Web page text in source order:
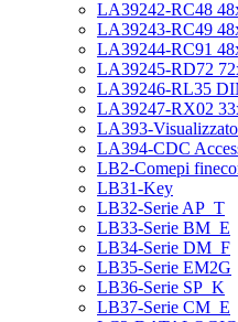
LA39242-RC48
LA39243-RC49
LA39244-RC91
LA39245-RD72
LA39246-RL35
LA39247-RX02
LA393-
LA394-CDC
LB2-Comepi
LB31-Key
LB32-Serie AP_T
LB33-Serie BM_E
LB34-Serie DM_F
LB35-Serie EM2G
LB36-Serie SP_K
LB37-Serie CM_E